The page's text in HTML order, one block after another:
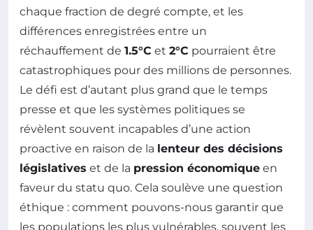
chaque fraction de degré compte, et les
différences enregistrées entre un
réchauffement de 1.5°C et 2°C pourraient être
catastrophiques pour des millions de personnes.
Le défi est d’autant plus grand que le temps
presse et que les systèmes politiques se
révèlent souvent incapables d’une action
proactive en raison de la lenteur des décisions
législatives et de la pression économique en
faveur du statu quo. Cela soulève une question
éthique : comment pouvons-nous garantir que
les populations les plus vulnérables, souvent les